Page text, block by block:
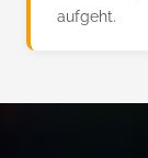
aufgeht.